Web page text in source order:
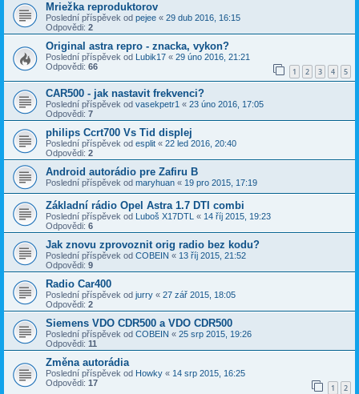
Mriežka reproduktorov
Poslední příspěvek od pejee « 29 dub 2016, 16:15
Odpovědi: 2
Original astra repro - znacka, vykon?
Poslední příspěvek od Lubik17 « 29 úno 2016, 21:21
Odpovědi: 66 1 2 3 4 5
CAR500 - jak nastavit frekvenci?
Poslední příspěvek od vasekpetr1 « 23 úno 2016, 17:05
Odpovědi: 7
philips Ccrt700 Vs Tid displej
Poslední příspěvek od esplit « 22 led 2016, 20:40
Odpovědi: 2
Android autorádio pre Zafiru B
Poslední příspěvek od maryhuan « 19 pro 2015, 17:19
Základní rádio Opel Astra 1.7 DTI combi
Poslední příspěvek od Luboš X17DTL « 14 říj 2015, 19:23
Odpovědi: 6
Jak znovu zprovoznit orig radio bez kodu?
Poslední příspěvek od COBEIN « 13 říj 2015, 21:52
Odpovědi: 9
Radio Car400
Poslední příspěvek od jurry « 27 zář 2015, 18:05
Odpovědi: 2
Siemens VDO CDR500 a VDO CDR500
Poslední příspěvek od COBEIN « 25 srp 2015, 19:26
Odpovědi: 11
Změna autorádia
Poslední příspěvek od Howky « 14 srp 2015, 16:25
Odpovědi: 17 1 2